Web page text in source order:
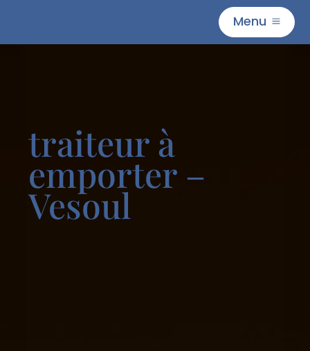
MenuM
traiteur à
emporter –
Vesoul